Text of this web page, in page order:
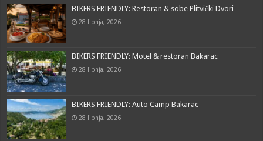
BIKERS FRIENDLY: Restoran & sobe Plitvički Dvori
28 lipnja, 2026
BIKERS FRIENDLY: Motel & restoran Bakarac
28 lipnja, 2026
BIKERS FRIENDLY: Auto Camp Bakarac
28 lipnja, 2026